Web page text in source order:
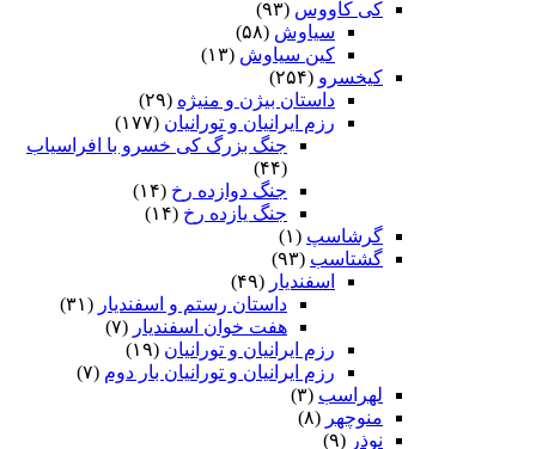
کی کاووس (۹۳)
سیاوش (۵۸)
کین سیاوش (۱۳)
کیخسرو (۲۵۴)
داستان بیژن و منیژه (۲۹)
رزم ایرانیان و تورانیان (۱۷۷)
جنگ بزرگ کی خسرو با افراسیاب
(۴۴)
جنگ دوازده رخ (۱۴)
جنگ یازده رخ (۱۴)
گرشاسپ (۱)
گشتاسب (۹۳)
اسفندیار (۴۹)
داستان رستم و اسفندیار (۳۱)
هفت خوان اسفندیار (۷)
رزم ایرانیان و تورانیان (۱۹)
رزم ایرانیان و تورانیان بار دوم (۷)
لهراسب (۳)
منوچهر (۸)
نوذر (۹)